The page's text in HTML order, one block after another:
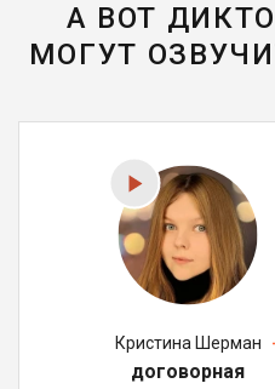
А ВОТ
МОГУТ
Кристина Шерман
договорная